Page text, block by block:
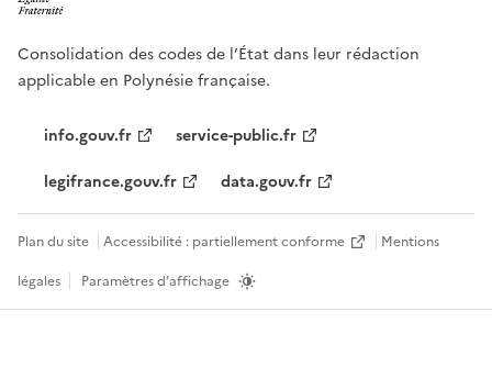
Consolidation des codes de l’État dans leur rédaction
applicable en Polynésie française.
info.gouv.fr
service-public.fr
legifrance.gouv.fr
data.gouv.fr
Plan du site Accessibilité : partiellement conforme
Mentions
légales
Paramètres d’affichage